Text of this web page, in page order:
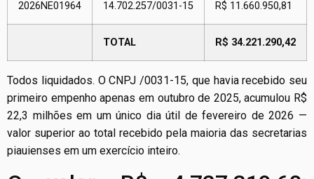
2026NE01964 14.702.257/0031-15 R$ 11.660.950,81
TOTAL R$ 34.221.290,42
Todos liquidados. O CNPJ /0031-15, que havia recebido seu
primeiro empenho apenas em outubro de 2025, acumulou R$
22,3 milhões em um único dia útil de fevereiro de 2026 —
valor superior ao total recebido pela maioria das secretarias
piauienses em um exercício inteiro.